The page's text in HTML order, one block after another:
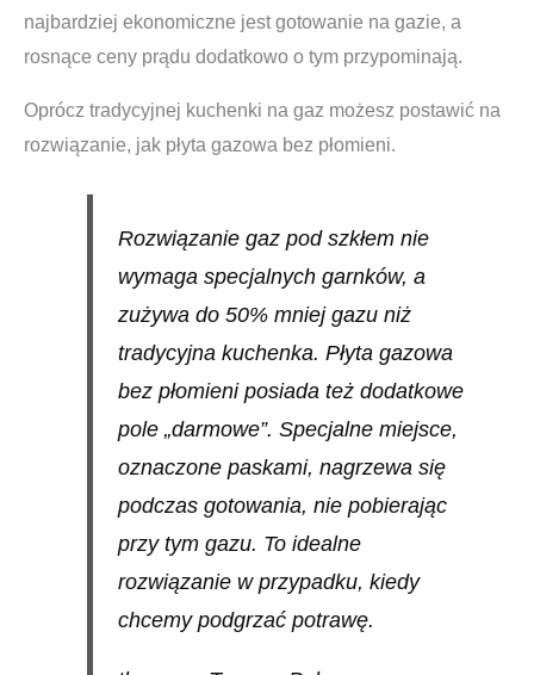
najbardziej ekonomiczne jest gotowanie na gazie, a
rosnące ceny prądu dodatkowo o tym przypominają.
Oprócz tradycyjnej kuchenki na gaz możesz postawić na
rozwiązanie, jak płyta gazowa bez płomieni.
Rozwiązanie gaz pod szkłem nie
wymaga specjalnych garnków, a
zużywa do 50% mniej gazu niż
tradycyjna kuchenka. Płyta gazowa
bez płomieni posiada też dodatkowe
pole „darmowe”. Specjalne miejsce,
oznaczone paskami, nagrzewa się
podczas gotowania, nie pobierając
przy tym gazu. To idealne
rozwiązanie w przypadku, kiedy
chcemy podgrzać potrawę.